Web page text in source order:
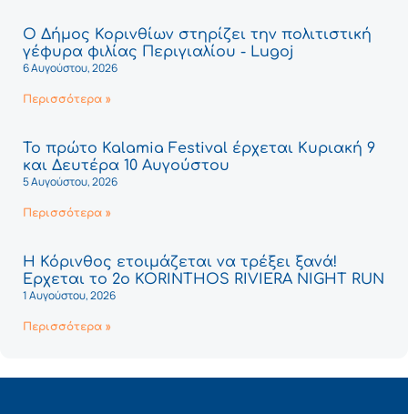
Ο Δήμος Κορινθίων στηρίζει την πολιτιστική
γέφυρα φιλίας Περιγιαλίου - Lugoj
6 Αυγούστου, 2026
Περισσότερα »
Το πρώτο Kalamia Festival έρχεται Κυριακή 9
και Δευτέρα 10 Αυγούστου
5 Αυγούστου, 2026
Περισσότερα »
Η Κόρινθος ετοιμάζεται να τρέξει ξανά!
Έρχεται το 2ο KORINTHOS RIVIERA NIGHT RUN
1 Αυγούστου, 2026
Περισσότερα »